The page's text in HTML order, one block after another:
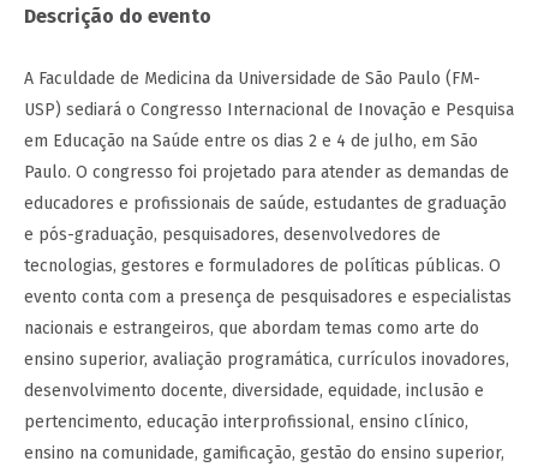
Descrição do evento
A Faculdade de Medicina da Universidade de São Paulo (FM-
USP) sediará o Congresso Internacional de Inovação e Pesquisa
em Educação na Saúde entre os dias 2 e 4 de julho, em São
Paulo. O congresso foi projetado para atender as demandas de
educadores e profissionais de saúde, estudantes de graduação
e pós-graduação, pesquisadores, desenvolvedores de
tecnologias, gestores e formuladores de políticas públicas. O
evento conta com a presença de pesquisadores e especialistas
nacionais e estrangeiros, que abordam temas como arte do
ensino superior, avaliação programática, currículos inovadores,
desenvolvimento docente, diversidade, equidade, inclusão e
pertencimento, educação interprofissional, ensino clínico,
ensino na comunidade, gamificação, gestão do ensino superior,